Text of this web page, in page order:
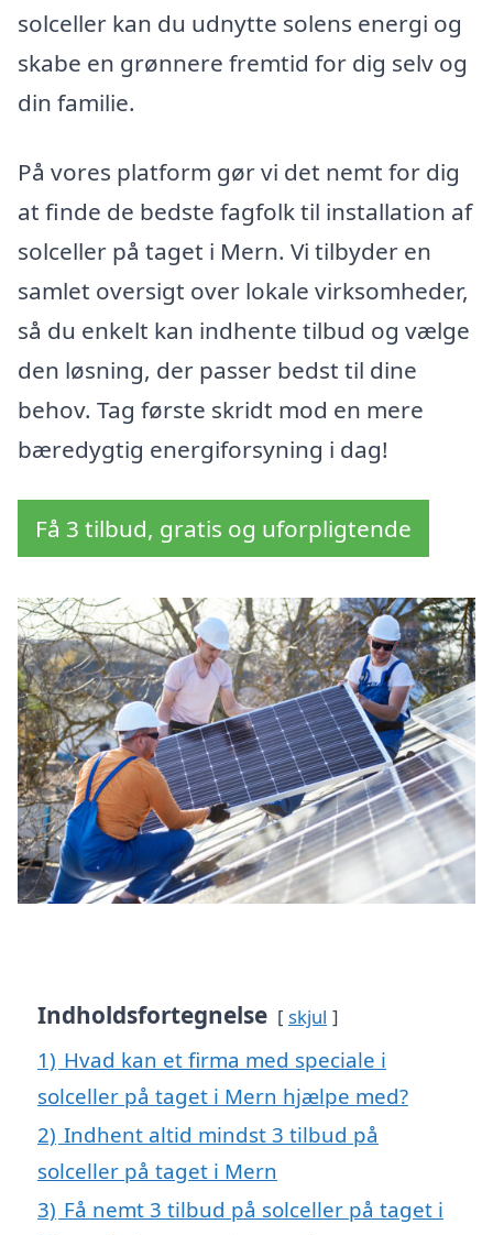
solceller kan du udnytte solens energi og
skabe en grønnere fremtid for dig selv og
din familie.
På vores platform gør vi det nemt for dig
at finde de bedste fagfolk til installation af
solceller på taget i Mern. Vi tilbyder en
samlet oversigt over lokale virksomheder,
så du enkelt kan indhente tilbud og vælge
den løsning, der passer bedst til dine
behov. Tag første skridt mod en mere
bæredygtig energiforsyning i dag!
Få 3 tilbud, gratis og uforpligtende
Indholdsfortegnelse skjul
1) Hvad kan et firma med speciale i
solceller på taget i Mern hjælpe med?
2) Indhent altid mindst 3 tilbud på
solceller på taget i Mern
3) Få nemt 3 tilbud på solceller på taget i